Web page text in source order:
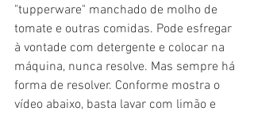
"tupperware" manchado de molho de
tomate e outras comidas. Pode esfregar
à vontade com detergente e colocar na
máquina, nunca resolve. Mas sempre há
forma de resolver. Conforme mostra o
vídeo abaixo, basta lavar com limão e